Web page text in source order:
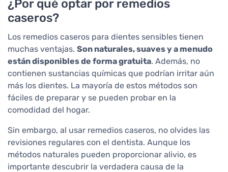
¿Por qué optar por remedios
caseros?
Los remedios caseros para dientes sensibles tienen
muchas ventajas. Son naturales, suaves y a menudo
están disponibles de forma gratuita. Además, no
contienen sustancias químicas que podrían irritar aún
más los dientes. La mayoría de estos métodos son
fáciles de preparar y se pueden probar en la
comodidad del hogar.
Sin embargo, al usar remedios caseros, no olvides las
revisiones regulares con el dentista. Aunque los
métodos naturales pueden proporcionar alivio, es
importante descubrir la verdadera causa de la